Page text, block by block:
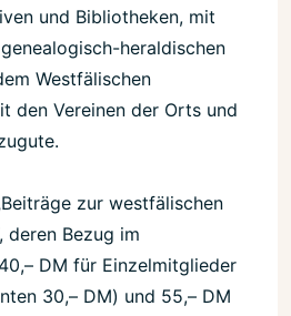
und Bibliotheken, mit
heraldischen
Westfälischen
den Vereinen der Orts und
zur westfälischen
deren Bezug im
DM für Einzelmitglieder
30,– DM) und 55,– DM